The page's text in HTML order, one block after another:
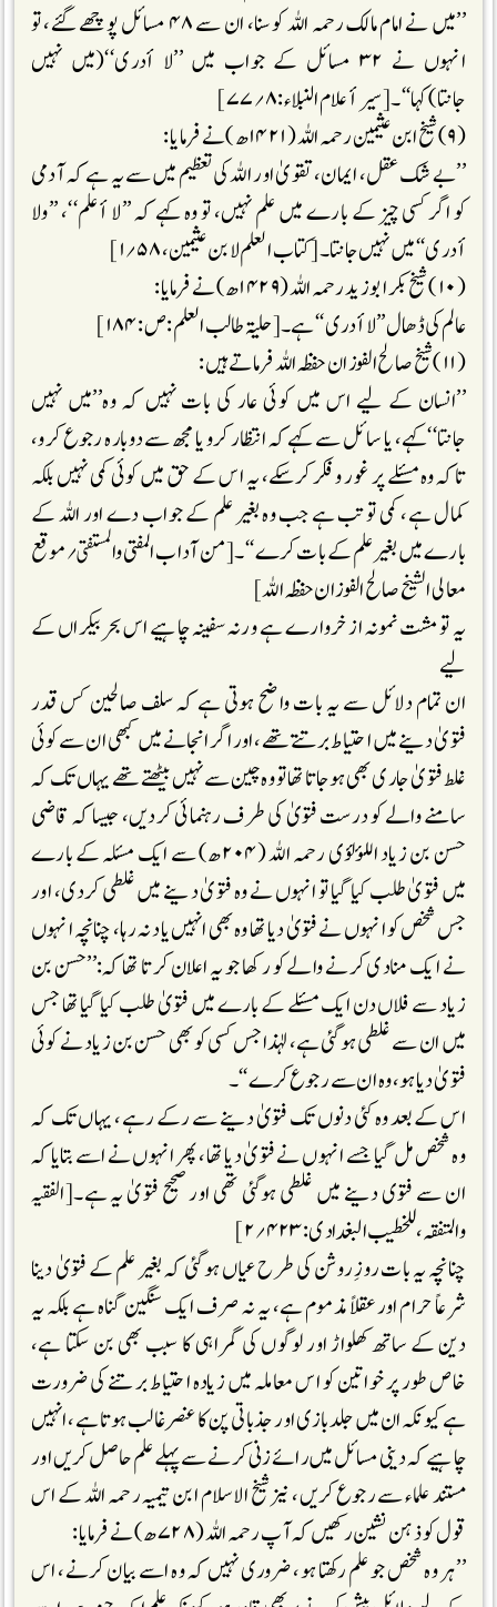
’’میں نے امام مالک رحمہ اللہ کو سنا، ان سے ۴۸ مسائل پوچھے گئے، تو
انہوں نے ۳۲ مسائل کے جواب میں ’’لا أدری‘‘(میں نہیں
جانتا)کہا‘‘۔[سیر أعلام النبلاء : ۸؍ ۷۷]
(۹) شیخ ابن عثیمین رحمہ اللہ (۱۴۲۱ھ)نے فرمایا :
’’بے شک عقل، ایمان، تقویٰ اور اللہ کی تعظیم میں سے یہ ہے کہ آدمی
کو اگر کسی چیز کے بارے میں علم نہیں، تو وہ کہے کہ ’’لا أعلم‘‘، ’’ولا
أدری‘‘میں نہیں جانتا۔[کتاب العلم لابن عثیمین، ۵۸؍۱]
(۱۰) شیخ بکر ابو زید رحمہ اللہ (۱۴۲۹ھ)نے فرمایا :
عالم کی ڈھال’’لا أدری‘‘ہے۔[حلیۃ طالب العلم: ص: ۱۸۴]
(۱۱) شیخ صالح الفوزان حفظہ اللہ فرماتے ہیں :
’’انسان کے لیے اس میں کوئی عار کی بات نہیں کہ وہ’’میں نہیں
جانتا‘‘کہے، یا سائل سے کہے کہ انتظار کرو یا مجھ سے دوبارہ رجوع کرو،
تاکہ وہ مسئلے پر غور و فکر کرسکے، یہ اس کے حق میں کوئی کمی نہیں بلکہ
کمال ہے، کمی تو تب ہے جب وہ بغیر علم کے جواب دے اور اللہ کے
بارے میں بغیر علم کے بات کرے‘‘۔[من آداب المفتی والمستفتی؍موقع
معالی الشیخ صالح الفوزان حفظہ اللہ]
یہ تو مشت نمونہ از خروارے ہے ورنہ سفینہ چاہیے اس بحر بیکراں کے
لیے
ان تمام دلائل سے یہ بات واضح ہوتی ہے کہ سلف صالحین کس قدر
فتویٰ دینے میں احتیاط برتتے تھے، اور اگر انجانے میں کبھی ان سے کوئی
غلط فتویٰ جاری بھی ہوجاتا تھا تو وہ چین سے نہیں بیٹھتے تھے یہاں تک کہ
سامنے والے کو درست فتویٰ کی طرف رہنمائی کردیں، جیسا کہ قاضی
حسن بن زیاد اللؤلؤی رحمہ اللہ (۲۰۴ھ) سے ایک مسئلہ کے بارے
میں فتویٰ طلب کیا گیا تو انہوں نے وہ فتویٰ دینے میں غلطی کردی، اور
جس شخص کو انہوں نے فتویٰ دیا تھا وہ بھی انہیں یاد نہ رہا، چنانچہ انہوں
نے ایک منادی کرنے والے کو رکھا جو یہ اعلان کرتا تھا کہ:’’حسن بن
زیاد سے فلاں دن ایک مسئلے کے بارے میں فتویٰ طلب کیا گیا تھا جس
میں ان سے غلطی ہوگئی ہے، لہٰذا جس کسی کو بھی حسن بن زیاد نے کوئی
فتویٰ دیا ہو، وہ ان سے رجوع کرے‘‘۔
اس کے بعد وہ کئی دنوں تک فتویٰ دینے سے رکے رہے، یہاں تک کہ
وہ شخص مل گیا جسے انہوں نے فتویٰ دیا تھا، پھر انہوں نے اسے بتایا کہ
ان سے فتوی دینے میں غلطی ہوگئی تھی اور صحیح فتویٰ یہ ہے۔[الفقیہ
والمتفقہ، للخطیب البغدادی:۴۲۳؍۲]
چنانچہ یہ بات روزِ روشن کی طرح عیاں ہوگئی کہ بغیر علم کے فتویٰ دینا
شرعاً حرام اور عقلاً مذموم ہے، یہ نہ صرف ایک سنگین گناہ ہے بلکہ یہ
دین کے ساتھ کھلواڑ اور لوگوں کی گمراہی کا سبب بھی بن سکتا ہے،
خاص طور پر خواتین کو اس معاملہ میں زیادہ احتیاط برتنے کی ضرورت
ہے کیونکہ ان میں جلد بازی اور جذباتی پن کا عنصر غالب ہوتا ہے، انہیں
چاہیے کہ دینی مسائل میں رائے زنی کرنے سے پہلے علم حاصل کریں اور
مستند علماء سے رجوع کریں، نیز شیخ الاسلام ابن تیمیہ رحمہ اللہ کے اس
قول کو ذہن نشین رکھیں کہ آپ رحمہ اللہ (۷۲۸ھ) نے فرمایا :
’’ہر وہ شخص جو علم رکھتا ہو، ضروری نہیں کہ وہ اسے بیان کرنے، اس